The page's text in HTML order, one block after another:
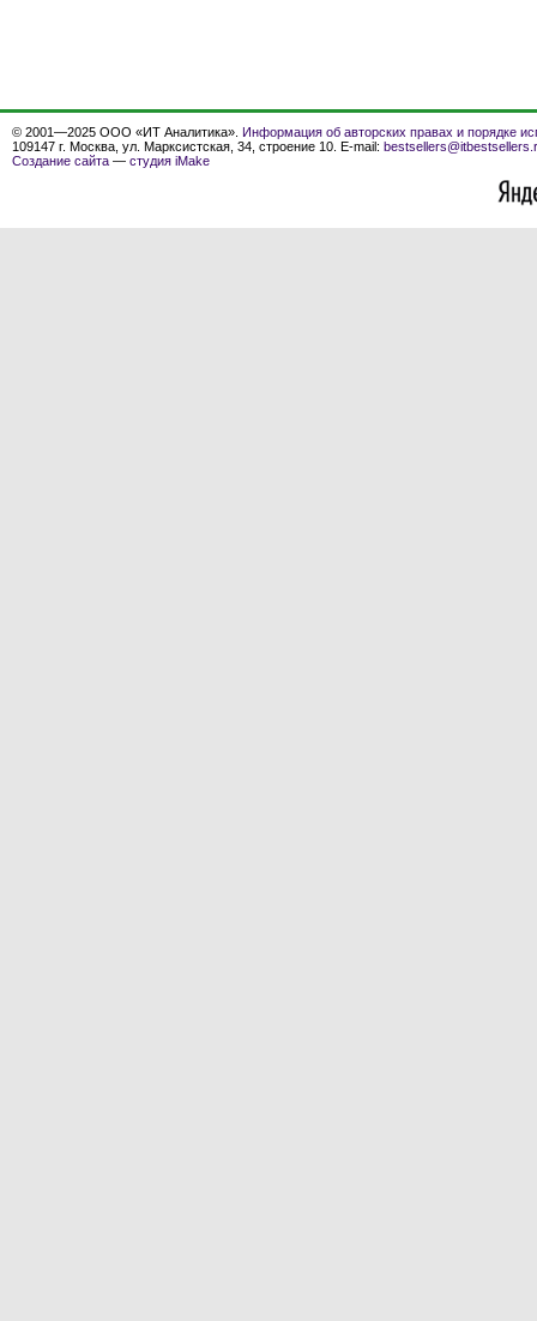
© 2001—2025 ООО «ИТ Аналитика». Информация об авторских правах и порядке
109147 г. Москва, ул. Марксистская, 34, строение 10. E-mail:
Создание сайта — студия iMake